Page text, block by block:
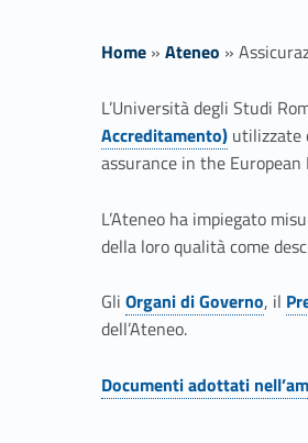
Home » Ateneo »
A
s
s
i
c
u
L’Università degli Studi
Accreditamento) utilizzate
assurance in the
L’Ateneo ha impiegato
della loro qualità come
Gli
Link identifier #identifier__62765-4
Organi di Governo, il
dell’Ateneo.
Documenti adottati